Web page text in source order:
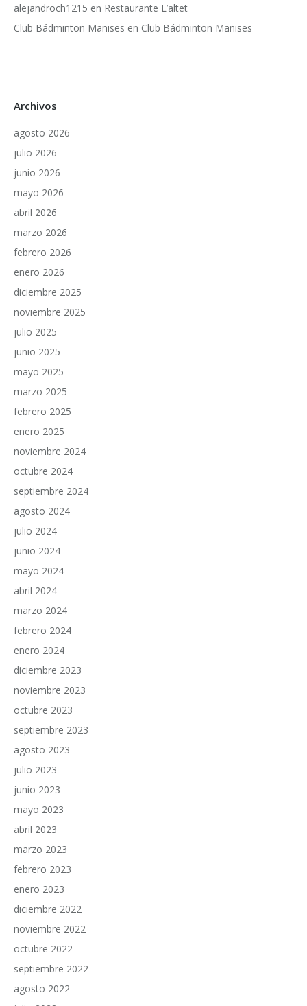
alejandroch1215 en Restaurante L’altet
Club Bádminton Manises en Club Bádminton Manises
Archivos
agosto 2026
julio 2026
junio 2026
mayo 2026
abril 2026
marzo 2026
febrero 2026
enero 2026
diciembre 2025
noviembre 2025
julio 2025
junio 2025
mayo 2025
marzo 2025
febrero 2025
enero 2025
noviembre 2024
octubre 2024
septiembre 2024
agosto 2024
julio 2024
junio 2024
mayo 2024
abril 2024
marzo 2024
febrero 2024
enero 2024
diciembre 2023
noviembre 2023
octubre 2023
septiembre 2023
agosto 2023
julio 2023
junio 2023
mayo 2023
abril 2023
marzo 2023
febrero 2023
enero 2023
diciembre 2022
noviembre 2022
octubre 2022
septiembre 2022
agosto 2022